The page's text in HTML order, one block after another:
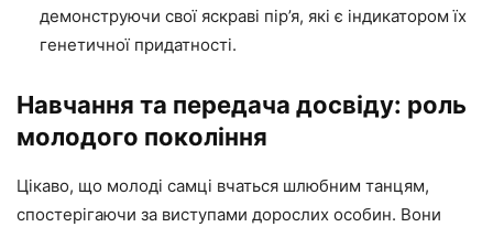
демонструючи свої яскраві пір’я, які є індикатором їх
генетичної придатності.
Навчання та передача досвіду: роль
молодого покоління
Цікаво, що молоді самці вчаться шлюбним танцям,
спостерігаючи за виступами дорослих особин. Вони